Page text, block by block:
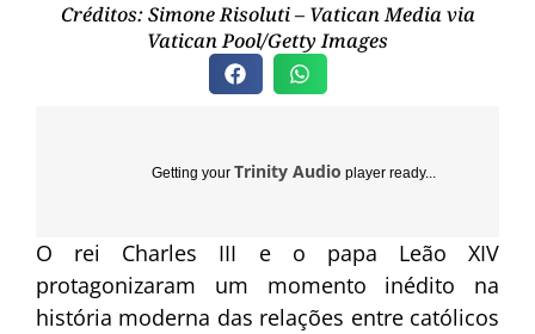
Créditos: Simone Risoluti – Vatican Media via
Vatican Pool/Getty Images
Getting your Trinity Audio player ready...
O rei Charles III e o papa Leão XIV
protagonizaram um momento inédito na
história moderna das relações entre católicos